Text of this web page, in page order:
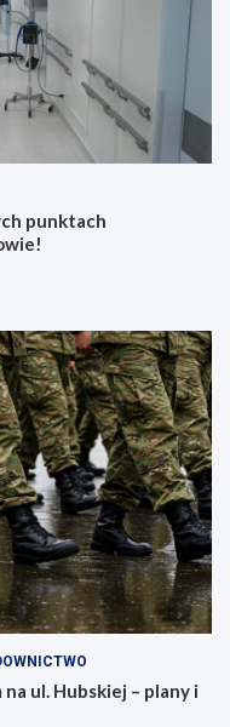
punktach
ul. Hubskiej – plany i